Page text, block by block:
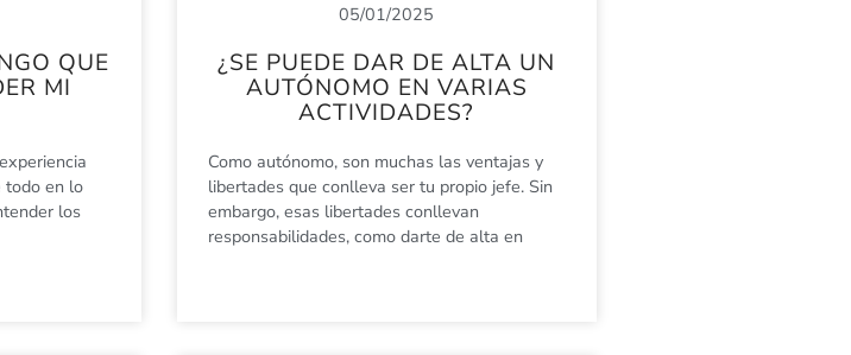
QUE
MI
todo en lo
los
05/01/2025
¿SE PUEDE DAR DE ALTA UN
AUTÓNOMO EN VARIAS
ACTIVIDADES?
Como autónomo, son muchas las ventajas y
libertades que conlleva ser tu propio jefe. Sin
embargo, esas libertades conllevan
responsabilidades, como darte de alta en